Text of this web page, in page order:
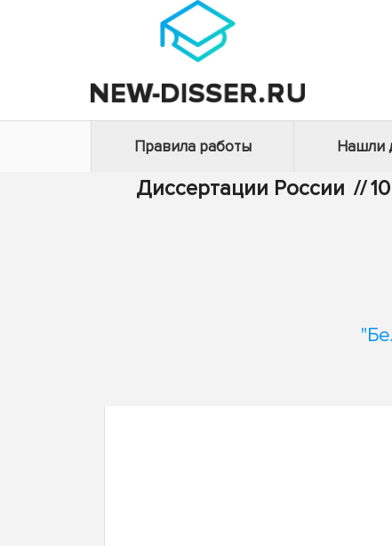
Правила работы Нашли
Диссертации России //